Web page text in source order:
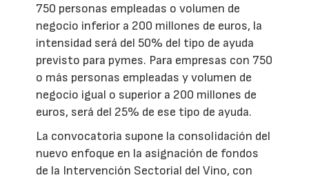
750 personas empleadas o volumen de
negocio inferior a 200 millones de euros, la
intensidad será del 50% del tipo de ayuda
previsto para pymes. Para empresas con 750
o más personas empleadas y volumen de
negocio igual o superior a 200 millones de
euros, será del 25% de ese tipo de ayuda.
La convocatoria supone la consolidación del
nuevo enfoque en la asignación de fondos
de la Intervención Sectorial del Vino, con